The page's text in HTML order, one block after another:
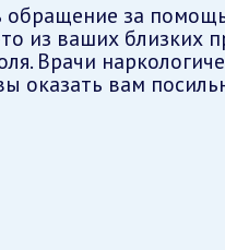
обращение за
из ваших близких
Врачи
оказать вам